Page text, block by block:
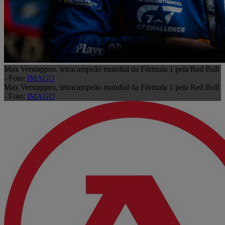
Max Verstappen, tetracampeão mundial da Fórmula 1 pela Red Bull
- Foto: IMAGO
Max Verstappen, tetracampeão mundial da Fórmula 1 pela Red Bull
- Foto: IMAGO